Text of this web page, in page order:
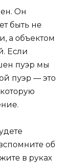
Он
быть не
а объектом
Если
пуэр мы
пуэр — это
об
в руках